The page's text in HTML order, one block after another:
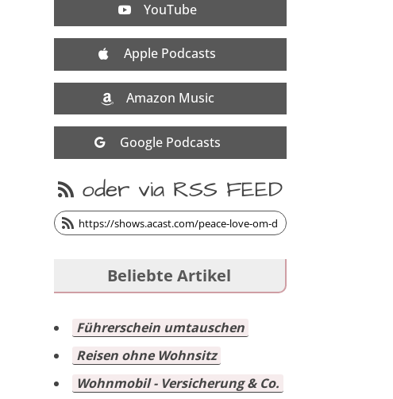
YouTube
Apple Podcasts
Amazon Music
Google Podcasts
 oder via RSS FEED

Beliebte Artikel
Führerschein umtauschen
Reisen ohne Wohnsitz
Wohnmobil - Versicherung & Co.